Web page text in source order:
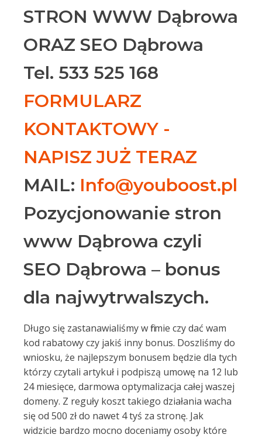
STRON WWW Dąbrowa
ORAZ SEO Dąbrowa
Tel. 533 525 168
FORMULARZ
KONTAKTOWY -
NAPISZ JUŻ TERAZ
MAIL: Info@youboost.pl
Pozycjonowanie stron
www Dąbrowa czyli
SEO Dąbrowa – bonus
dla najwytrwalszych.
Długo się zastanawialiśmy w firmie czy dać wam
kod rabatowy czy jakiś inny bonus. Doszliśmy do
wniosku, że najlepszym bonusem będzie dla tych
którzy czytali artykuł i podpiszą umowę na 12 lub
24 miesięce, darmowa optymalizacja całej waszej
domeny. Z reguły koszt takiego działania wacha
się od 500 zł do nawet 4 tyś za stronę. Jak
widzicie bardzo mocno doceniamy osoby które